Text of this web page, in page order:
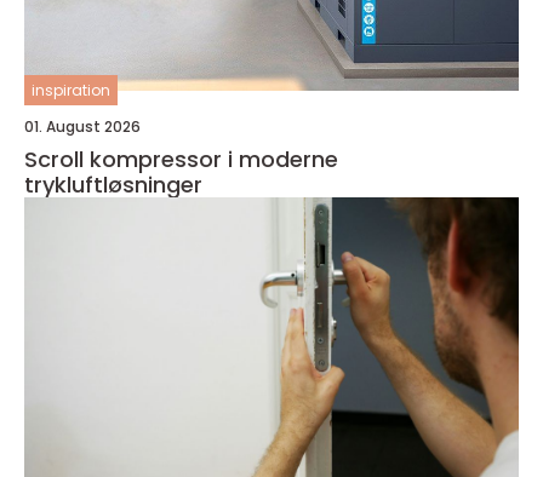
inspiration
01. August 2026
Scroll kompressor i moderne
trykluftløsninger